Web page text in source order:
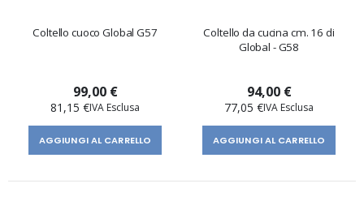
Coltello cuoco Global G57
99,00 €
81,15 €
AGGIUNGI AL CARRELLO
Coltello da cucina cm. 16 di
Global - G58
94,00 €
77,05 €
AGGIUNGI AL CARRELLO